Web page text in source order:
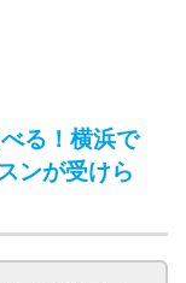
る！横浜で
ンが受けら